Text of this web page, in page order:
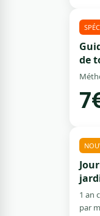
de
1 an
par